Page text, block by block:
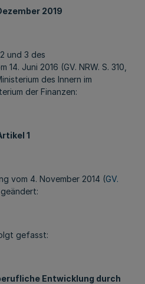
2019
und 3 des
Juni 2016 (GV. NRW. S. 310,
des Innern im
der Finanzen:
1
vom 4. November 2014 (GV.
gefasst:
Entwicklung durch